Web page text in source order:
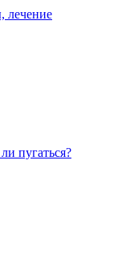
лечение
пугаться?